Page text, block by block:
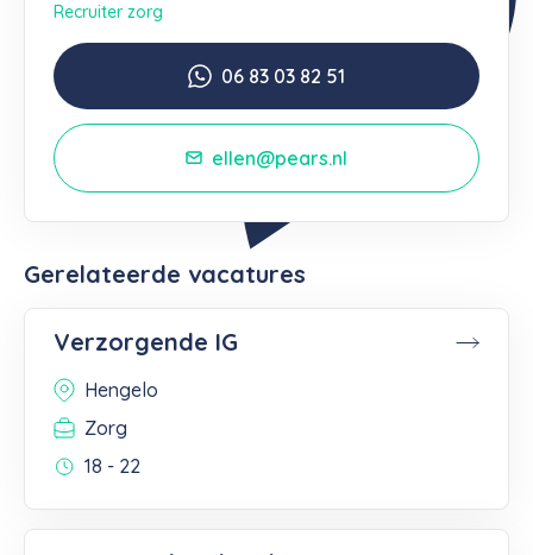
Recruiter zorg
06 83 03 82 51
ellen@pears.nl
Gerelateerde vacatures
Verzorgende IG
Hengelo
Zorg
18 - 22